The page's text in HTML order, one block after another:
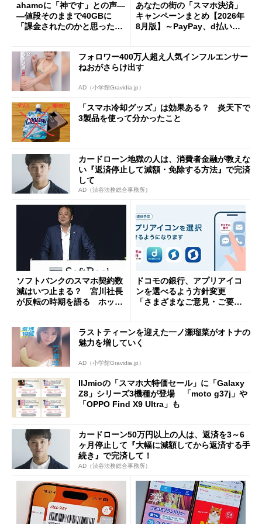
ahamoに「神です」との声―
―値段そのままで40GBに
「課金されたのかと思った」
あなたの街の「スマホ決済」
キャンペーンまとめ【2026年
8月版】～PayPay、d払い、a
フォロワー400万人超え人気インフルエンサー
ねおがさらけ出す
AD（小学館Gravidia.jp）
「スマホ冷却グッズ」は効果ある？ 炎天下で
3製品を使って分かったこと
カードローン地獄の人は、消費者金融が教えな
い『返済停止して減額・免除する方法』で完済
して
AD（渋谷法務総合事務所）
ソフトバンクのスマホ契約数
減はいつ止まる？ 宮川社長
が反転の時期を語る ホッピ
ドコモの銀行、アプリアイコ
ンを選べるよう方針変更
「さまざまなご意見・ご要望
ラストティーンを迎えた一ノ瀬瑠菜がオトナの
魅力を増していく
AD（小学館Gravidia.jp）
IIJmioの「スマホ大特価セール」に「Galaxy
Z8」シリーズ3機種が登場 「moto g37j」や
「OPPO Find X9 Ultra」も
カードローン50万円以上の人は、返済を3～6
ヶ月停止して『大幅に減額してから返済する手
続き』で完済して！
AD（渋谷法務総合事務所）